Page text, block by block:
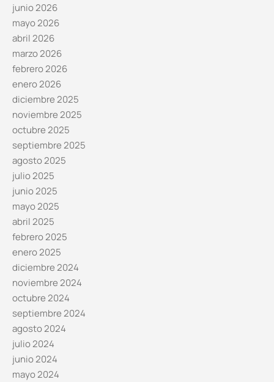
junio 2026
mayo 2026
abril 2026
marzo 2026
febrero 2026
enero 2026
diciembre 2025
noviembre 2025
octubre 2025
septiembre 2025
agosto 2025
julio 2025
junio 2025
mayo 2025
abril 2025
febrero 2025
enero 2025
diciembre 2024
noviembre 2024
octubre 2024
septiembre 2024
agosto 2024
julio 2024
junio 2024
mayo 2024